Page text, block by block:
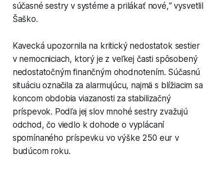
súčasné sestry v systéme a prilákať nové,“ vysvetlil
Šaško.
Kavecká upozornila na kritický nedostatok sestier
v nemocniciach, ktorý je z veľkej časti spôsobený
nedostatočným finančným ohodnotením. Súčasnú
situáciu označila za alarmujúcu, najmä s blížiacim sa
koncom obdobia viazanosti za stabilizačný
príspevok. Podľa jej slov mnohé sestry zvažujú
odchod, čo viedlo k dohode o vyplácaní
spomínaného príspevku vo výške 250 eur v
budúcom roku.